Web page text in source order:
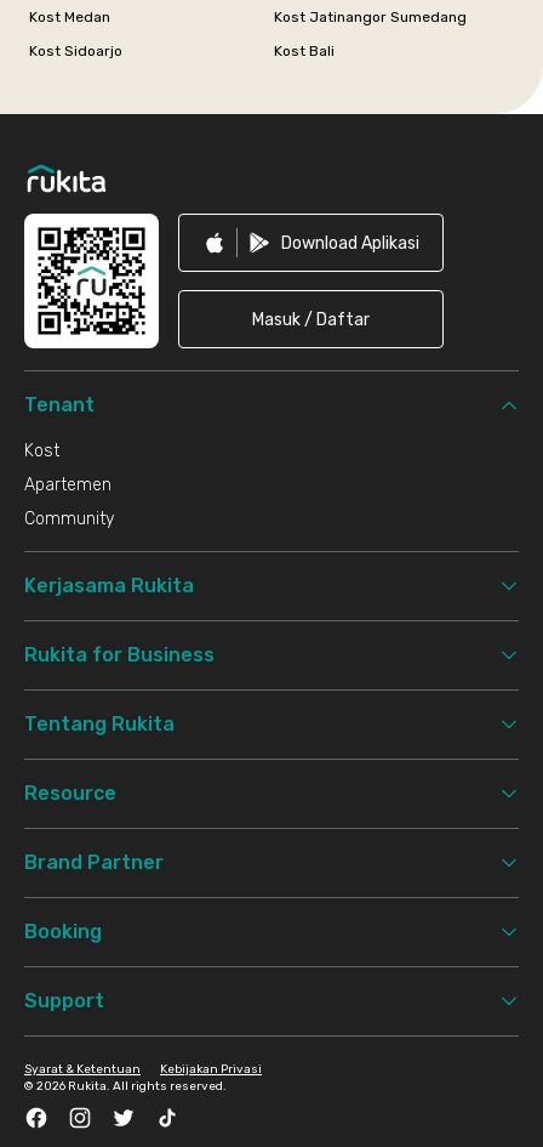
Kost Medan
Kost Jatinangor Sumedang
Kost Sidoarjo
Kost Bali
Download Aplikasi
Masuk / Daftar
Tenant
Kost
Apartemen
Community
Kerjasama Rukita
Rukita for Business
Tentang Rukita
Resource
Brand Partner
Booking
Support
© 2026 Rukita. All rights reserved.
Syarat & Ketentuan Kebijakan Privasi
FacebookInstagramTwitter TikTok